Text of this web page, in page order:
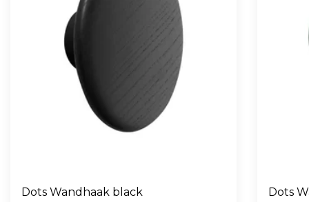
Dots Wandhaak black Dots